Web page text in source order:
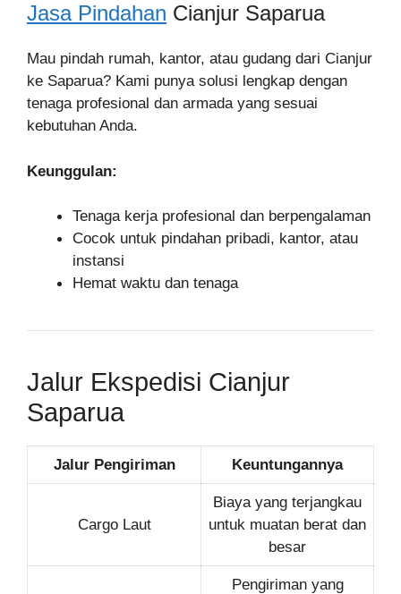
Jasa Pindahan Cianjur Saparua
Mau pindah rumah, kantor, atau gudang dari Cianjur
ke Saparua? Kami punya solusi lengkap dengan
tenaga profesional dan armada yang sesuai
kebutuhan Anda.
Keunggulan:
Tenaga kerja profesional dan berpengalaman
Cocok untuk pindahan pribadi, kantor, atau
instansi
Hemat waktu dan tenaga
Jalur Ekspedisi Cianjur
Saparua
Jalur Pengiriman Keuntungannya
Cargo Laut
Biaya yang terjangkau
untuk muatan berat dan
besar
Pengiriman yang